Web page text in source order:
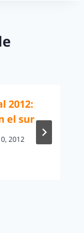
2012:
el sur
2012